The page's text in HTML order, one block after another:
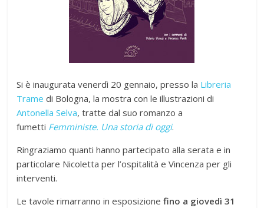
Si è inaugurata venerdì 20 gennaio, presso la Libreria
Trame di Bologna, la mostra con le illustrazioni di
Antonella Selva, tratte dal suo romanzo a
fumetti Femministe. Una storia di oggi.
Ringraziamo quanti hanno partecipato alla serata e in
particolare Nicoletta per l’ospitalità e Vincenza per gli
interventi.
Le tavole rimarranno in esposizionefino a giovedì 31